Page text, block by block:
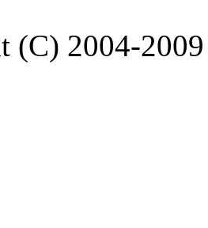
(C) 2004-